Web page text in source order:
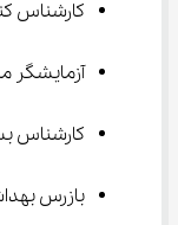
کارشناس
آزمایشگر
کارشناس بسته‌بندی و
بازرس